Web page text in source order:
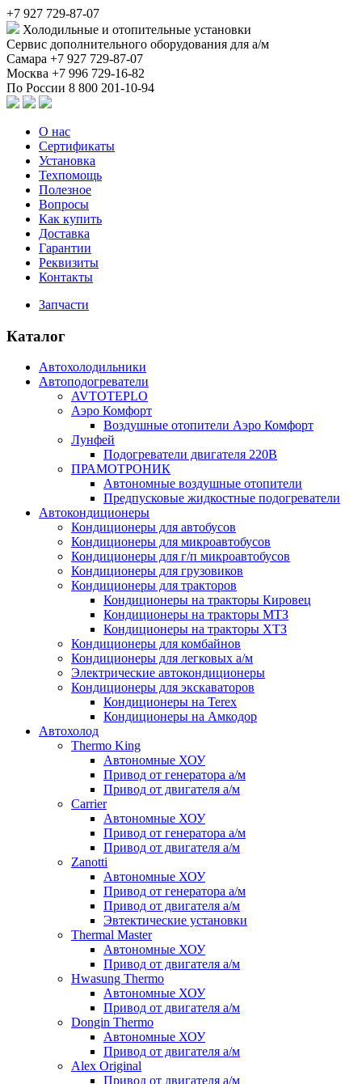
+7 927 729-87-07
Холодильные и отопительные установки
Сервис дополнительного оборудования для а/м
Самара +7 927 729-87-07
Москва +7 996 729-16-82
По России 8 800 201-10-94
О нас
Сертификаты
Установка
Техпомощь
Полезное
Вопросы
Как купить
Доставка
Гарантии
Реквизиты
Контакты
Запчасти
Каталог
Автохолодильники
Автоподогреватели
AVTOTEPLO
Аэро Комфорт
Воздушные отопители Аэро Комфорт
Лунфей
Подогреватели двигателя 220В
ПРАМОТРОНИК
Автономные воздушные отопители
Предпусковые жидкостные подогреватели
Автокондиционеры
Кондиционеры для автобусов
Кондиционеры для микроавтобусов
Кондиционеры для г/п микроавтобусов
Кондиционеры для грузовиков
Кондиционеры для тракторов
Кондиционеры на тракторы Кировец
Кондиционеры на тракторы МТЗ
Кондиционеры на тракторы ХТЗ
Кондиционеры для комбайнов
Кондиционеры для легковых а/м
Электрические автокондиционеры
Кондиционеры для экскаваторов
Кондиционеры на Terex
Кондиционеры на Амкодор
Автохолод
Thermo King
Автономные ХОУ
Привод от генератора а/м
Привод от двигателя а/м
Carrier
Автономные ХОУ
Привод от генератора а/м
Привод от двигателя а/м
Zanotti
Автономные ХОУ
Привод от генератора а/м
Привод от двигателя а/м
Эвтектические установки
Thermal Master
Автономные ХОУ
Привод от двигателя а/м
Hwasung Thermo
Автономные ХОУ
Привод от двигателя а/м
Dongin Thermo
Автономные ХОУ
Привод от двигателя а/м
Alex Original
Привод от двигателя а/м